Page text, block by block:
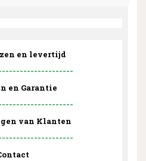
en levertijd
en Garantie
van Klanten